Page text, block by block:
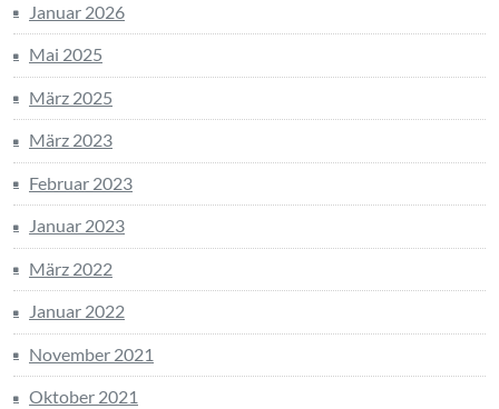
Januar 2026
Mai 2025
März 2025
März 2023
Februar 2023
Januar 2023
März 2022
Januar 2022
November 2021
Oktober 2021